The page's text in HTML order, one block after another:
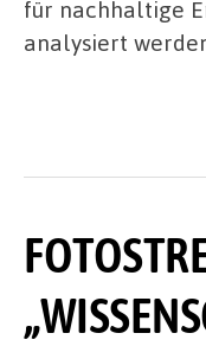
für nachhaltige
analysiert